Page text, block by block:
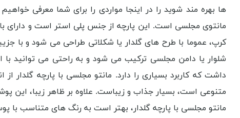
ها بهره مند شوید را در اینجا مواردی را برای شما معرفی خواهیم
مانتوی مجلسی است. این پارچه از جنس پلی استر است و دارای
کرپ، عموما با طرح های گلدار یا شکلاتی طراحی می شود و با
شلوار یا دامن مجلسی ترکیب می شود و به راحتی می توانید
داشت که کاربرد بسیاری را دارد. مانتو مجلسی با پارچه
متنوعی است، بسیار جذاب و زیباست. علاوه بر ظاهر زیبا، این
مانتو مجلسی با پارچه گلدار، بهتر است به رنگ های متناسب